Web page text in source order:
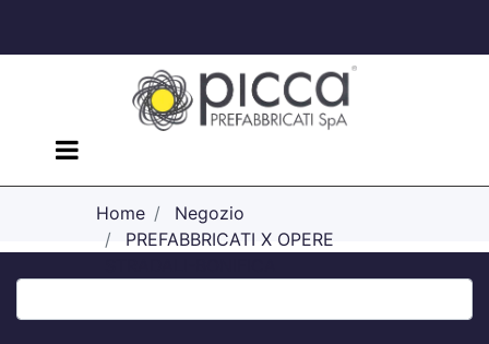
Open menu
Home
Negozio
PREFABBRICATI X OPERE